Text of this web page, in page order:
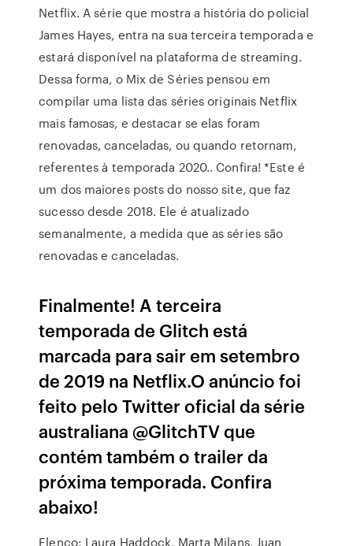
Netflix. A série que mostra a história do policial
James Hayes, entra na sua terceira temporada e
estará disponível na plataforma de streaming.
Dessa forma, o Mix de Séries pensou em
compilar uma lista das séries originais Netflix
mais famosas, e destacar se elas foram
renovadas, canceladas, ou quando retornam,
referentes à temporada 2020.. Confira! *Este é
um dos maiores posts do nosso site, que faz
sucesso desde 2018. Ele é atualizado
semanalmente, a medida que as séries são
renovadas e canceladas.
Finalmente! A terceira
temporada de Glitch está
marcada para sair em setembro
de 2019 na Netflix.O anúncio foi
feito pelo Twitter oficial da série
australiana @GlitchTV que
contém também o trailer da
próxima temporada. Confira
abaixo!
Elenco: Laura Haddock, Marta Milans, Juan